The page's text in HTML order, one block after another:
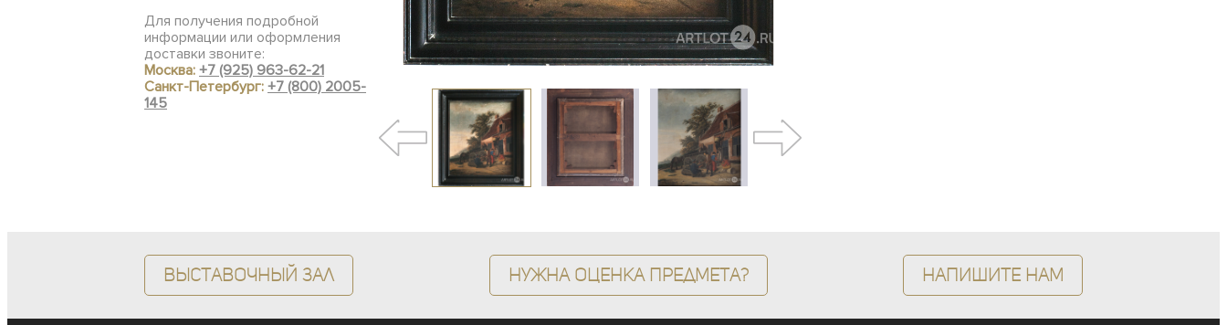
Для получения подробной
информации или оформления
доставки звоните:
Москва: +7 (925) 963-62-21
Санкт-Петербург: +7 (800) 2005-
145
Выставочный зал Нужна оценка предмета? Напишите нам